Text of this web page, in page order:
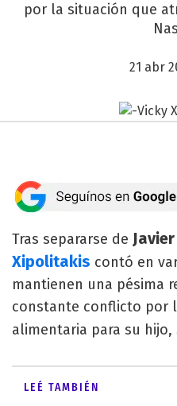
por la situación que
21 abr
Tras separarse de
Xipolitakis contó en
mantienen una pésima
constante conflicto por
alimentaria para su hijo,
LEÉ TAMBIÉN